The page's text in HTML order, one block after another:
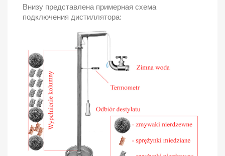
Внизу представлена ​​примерная схема
подключения дистиллятора: